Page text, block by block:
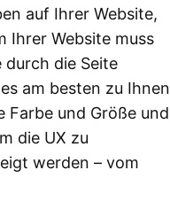
auf Ihrer Website,
Ihrer Website muss
durch die Seite
am besten zu Ihnen
Farbe und Größe und
die UX zu
werden – vom